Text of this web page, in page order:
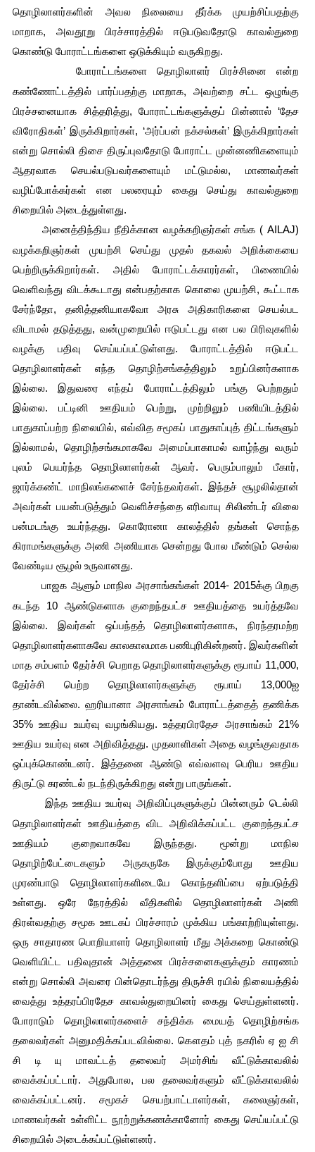
தொழிலாளர்களின் அவல நிலையை தீர்க்க முயற்சிப்பதற்கு
மாறாக, அவதூறு பிரச்சாரத்தில் ஈடுபடுவதோடு காவல்துறை
கொண்டு போராட்டங்களை ஒடுக்கியும் வருகிறது.
போராட்டங்களை தொழிலாளர் பிரச்சினை என்ற
கண்ணோட்டத்தில் பார்ப்பதற்கு மாறாக, அவற்றை சட்ட ஒழுங்கு
பிரச்சனையாக சித்தரித்து, போராட்டங்களுக்குப் பின்னால் ‘தேச
விரோதிகள்’ இருக்கிறார்கள், ‘அர்ப்பன் நக்சல்கள்’ இருக்கிறார்கள்
என்று சொல்லி திசை திருப்புவதோடு போராட்ட முன்னணிகளையும்
ஆதரவாக செயல்படுபவர்களையும் மட்டுமல்ல, மாணவர்கள்
வழிப்போக்கர்கள் என பலரையும் கைது செய்து காவல்துறை
சிறையில் அடைத்துள்ளது.
அனைத்திந்திய நீதிக்கான வழக்கறிஞர்கள் சங்க ( AILAJ)
வழக்கறிஞர்கள் முயற்சி செய்து முதல் தகவல் அறிக்கையை
பெற்றிருக்கிறார்கள். அதில் போராட்டக்காரர்கள், பிணையில்
வெளிவந்து விடக்கூடாது என்பதற்காக கொலை முயற்சி, கூட்டாக
சேர்ந்தோ, தனித்தனியாகவோ அரசு அதிகாரிகளை செயல்பட
விடாமல் தடுத்தது, வன்முறையில் ஈடுபட்டது என பல பிரிவுகளில்
வழக்கு பதிவு செய்யப்பட்டுள்ளது. போராட்டத்தில் ஈடுபட்ட
தொழிலாளர்கள் எந்த தொழிற்சங்கத்திலும் உறுப்பினர்களாக
இல்லை. இதுவரை எந்தப் போராட்டத்திலும் பங்கு பெற்றதும்
இல்லை. பட்டினி ஊதியம் பெற்று, முற்றிலும் பணியிடத்தில்
பாதுகாப்பற்ற நிலையில், எவ்வித சமூகப் பாதுகாப்புத் திட்டங்களும்
இல்லாமல், தொழிற்சங்கமாகவே அமைப்பாகாமல் வாழ்ந்து வரும்
புலம் பெயர்ந்த தொழிலாளர்கள் ஆவர். பெரும்பாலும் பீகார்,
ஜார்க்கண்ட் மாநிலங்களைச் சேர்ந்தவர்கள். இந்தச் சூழலில்தான்
அவர்கள் பயன்படுத்தும் வெளிச்சந்தை எரிவாயு சிலிண்டர் விலை
பன்மடங்கு உயர்ந்தது. கொரோனா காலத்தில் தங்கள் சொந்த
கிராமங்களுக்கு அணி அணியாக சென்றது போல மீண்டும் செல்ல
வேண்டிய சூழல் உருவானது.
பாஜக ஆளும் மாநில அரசாங்கங்கள் 2014- 2015க்கு பிறகு
கடந்த 10 ஆண்டுகளாக குறைந்தபட்ச ஊதியத்தை உயர்த்தவே
இல்லை. இவர்கள் ஒப்பந்தத் தொழிலாளர்களாக, நிரந்தரமற்ற
தொழிலாளர்களாகவே காலகாலமாக பணிபுரிகின்றனர். இவர்களின்
மாத சம்பளம் தேர்ச்சி பெறாத தொழிலாளர்களுக்கு ரூபாய் 11,000,
தேர்ச்சி பெற்ற தொழிலாளர்களுக்கு ரூபாய் 13,000ஐ
தாண்டவில்லை. ஹரியானா அரசாங்கம் போராட்டத்தைத் தணிக்க
35% ஊதிய உயர்வு வழங்கியது. உத்தரபிரதேச அரசாங்கம் 21%
ஊதிய உயர்வு என அறிவித்தது. முதலாளிகள் அதை வழங்குவதாக
ஒப்புக்கொண்டனர். இத்தனை ஆண்டு எவ்வளவு பெரிய ஊதிய
திருட்டு சுரண்டல் நடந்திருக்கிறது என்று பாருங்கள்.
இந்த ஊதிய உயர்வு அறிவிப்புகளுக்குப் பின்னரும் டெல்லி
தொழிலாளர்கள் ஊதியத்தை விட அறிவிக்கப்பட்ட குறைந்தபட்ச
ஊதியம் குறைவாகவே இருந்தது. மூன்று மாநில
தொழிற்பேட்டைகளும் அருகருகே இருக்கும்போது ஊதிய
முரண்பாடு தொழிலாளர்களிடையே கொந்தளிப்பை ஏற்படுத்தி
உள்ளது. ஒரே நேரத்தில் வீதிகளில் தொழிலாளர்கள் அணி
திரள்வதற்கு சமூக ஊடகப் பிரச்சாரம் முக்கிய பங்காற்றியுள்ளது.
ஒரு சாதாரண பொறியாளர் தொழிலாளர் மீது அக்கறை கொண்டு
வெளியிட்ட பதிவுதான் அத்தனை பிரச்சனைகளுக்கும் காரணம்
என்று சொல்லி அவரை பின்தொடர்ந்து திருச்சி ரயில் நிலையத்தில்
வைத்து உத்தரப்பிரதேச காவல்துறையினர் கைது செய்துள்ளனர்.
போராடும் தொழிலாளர்களைச் சந்திக்க மையத் தொழிற்சங்க
தலைவர்கள் அனுமதிக்கப்படவில்லை. கௌதம் புத் நகரில் ஏ ஐ சி
சி டி யு மாவட்டத் தலைவர் அமர்சிங் வீட்டுக்காவலில்
வைக்கப்பட்டார். அதுபோல, பல தலைவர்களும் வீட்டுக்காவலில்
வைக்கப்பட்டனர். சமூகச் செயற்பாட்டாளர்கள், கலைஞர்கள்,
மாணவர்கள் உள்ளிட்ட நூற்றுக்கணக்கானோர் கைது செய்யப்பட்டு
சிறையில் அடைக்கப்பட்டுள்ளனர்.